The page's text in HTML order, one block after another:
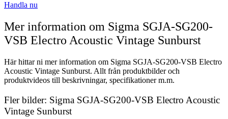
Handla nu
Mer information om Sigma SGJA-SG200-
VSB Electro Acoustic Vintage Sunburst
Här hittar ni mer information om Sigma SGJA-SG200-VSB Electro
Acoustic Vintage Sunburst. Allt från produktbilder och
produktvideos till beskrivningar, specifikationer m.m.
Fler bilder: Sigma SGJA-SG200-VSB Electro Acoustic
Vintage Sunburst